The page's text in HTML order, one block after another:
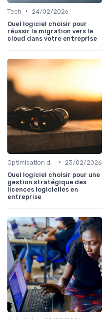
Tech •
24/02/2026
Quel logiciel choisir pour
réussir la migration vers le
cloud dans votre entreprise
•
23/02/2026
Quel logiciel choisir pour une
gestion stratégique des
licences logicielles en
entreprise